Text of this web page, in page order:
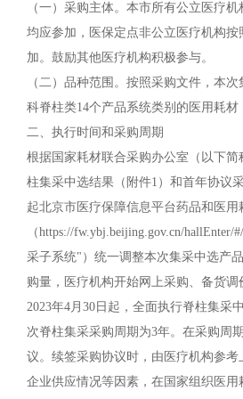
（一）采购主体。本市所有公立医疗机
均应参加，医保定点非公立医疗机构按
加。鼓励其他医疗机构积极参与。
（二）品种范围。按照采购文件，本
科脊柱类14个产品系统类别的医用耗材
二、执行时间和采购周期
根据国家耗材联合采购办公室（以下
柱集采中选结果（附件1）和首年协议
起北京市医疗保障信息平台药品和医
（https://fw.ybj.beijing.gov.cn/
采子系统"）统一调整本次集采中选产
购量，医疗机构开始网上采购、备货调
2023年4月30日起，全面执行脊柱集采
次脊柱集采采购周期为3年。在采购周
议。续签采购协议时，由医疗机构参考
企业供应情况等因素，在国家组织医用